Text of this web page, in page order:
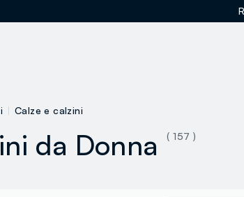
Calze e calzini
da Donna
( 157 )